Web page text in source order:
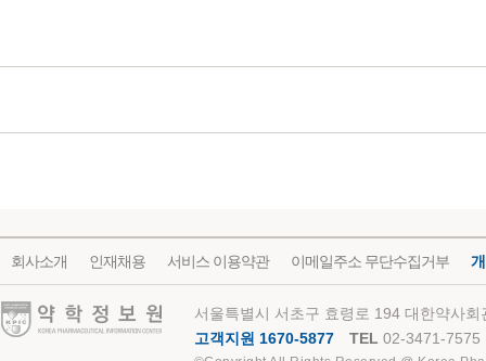
회사소개 인재채용 서비스 이용약관 이메일주소 무단수집거부
약학정보원
서울특별시 서초구 효령로 194 대한약사
고객지원 1670-5877
TEL 02-3471-7575